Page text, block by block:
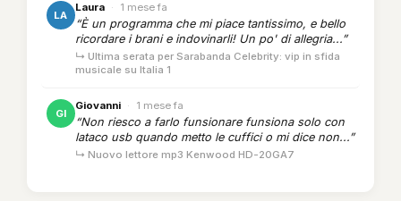
LA
Laura · 1 mese fa
“È un programma che mi piace tantissimo, e bello
ricordare i brani e indovinarli! Un po' di allegria...”
↳ Ultima serata per Sarabanda Celebrity: vip in sfida
musicale su Italia 1
GI
Giovanni · 1 mese fa
“Non riesco a farlo funsionare funsiona solo con
lataco usb quando metto le cuffici o mi dice non...”
↳ Nuovo lettore mp3 Kenwood HD-20GA7